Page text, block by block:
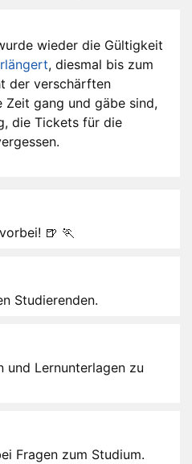
wieder die Gültigkeit
, diesmal bis zum
der verschärften
Zeit gang und gäbe sind,
die Tickets für die
🍺 🏃
Studierenden.
und Lernunterlagen zu
Fragen zum Studium.